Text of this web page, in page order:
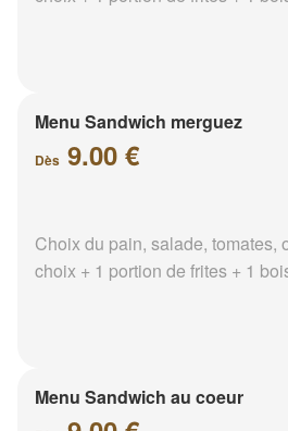
Menu Sandwich merguez
Dès 9.00 €
Choix du pain, salade, tomates,
choix + 1 portion de frites + 1
Menu Sandwich au coeur